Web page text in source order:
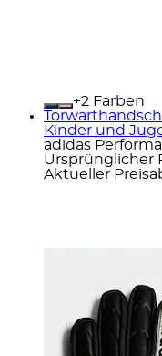
+
Farben
Kinder und
adidas
Ursprünglicher
Aktueller Preis